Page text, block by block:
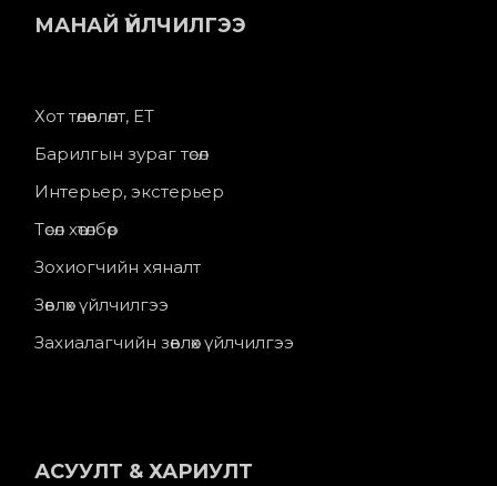
МАНАЙ ҮЙЛЧИЛГЭЭ
Хот төлөвлөлт, ЕТ
Барилгын зураг төсөл
Интерьер, экстерьер
Төсөл хөтөлбөр
Зохиогчийн хяналт
Зөвлөх үйлчилгээ
Захиалагчийн зөвлөх үйлчилгээ
АСУУЛТ & ХАРИУЛТ